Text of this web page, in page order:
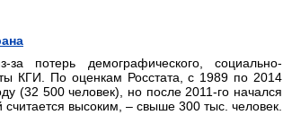
потерь демографического, социально-
КГИ. По оценкам Росстата, с 1989 по 2014
(32 500 человек), но после 2011-го начался
высоким, – свыше 300 тыс. человек.